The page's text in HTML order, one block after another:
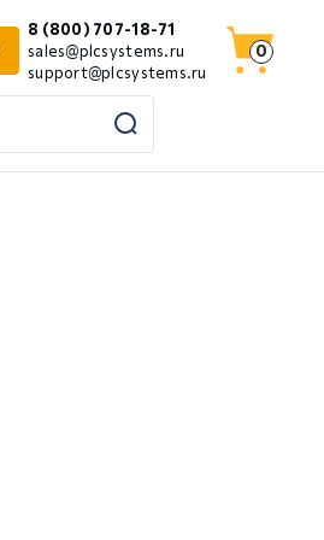
8 (800) 707-18-71
sales@plcsystems.ru
support@plcsystems.ru
0